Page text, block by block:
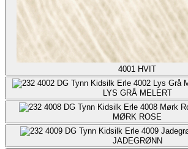
4001 HVIT
LYS GRÅ MELERT
MØRK ROSE
JADEGRØNN